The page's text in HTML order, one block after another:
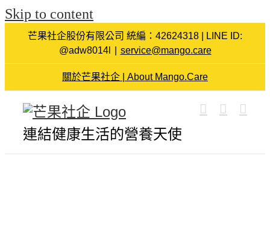
Skip to content
芒果社企股份有限公司 統編：42624318 | LINE ID:
@adw8014l
service@mango.care
關於芒果社企 | About Mango.Care
連結健康生活的營養天使